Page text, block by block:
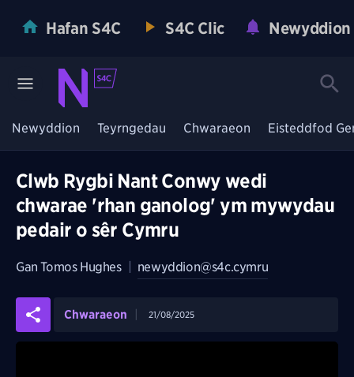
Hafan S4C S4C Clic Newyddion
Newyddion Teyrngedau Chwaraeon Eisteddfod
Clwb Rygbi Nant Conwy wedi
chwarae 'rhan ganolog' ym mywydau
pedair o sêr Cymru
GanTomos Hughes newyddion@s4c.cymru
Chwaraeon 21/08/2025